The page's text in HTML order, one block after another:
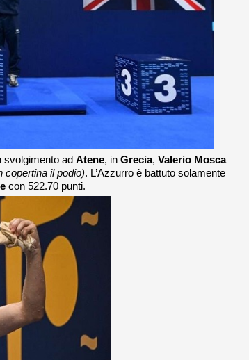
svolgimento ad Atene, in Grecia, Valerio Mosca
copertina il podio). L’Azzurro è battuto solamente
con 522.70 punti.